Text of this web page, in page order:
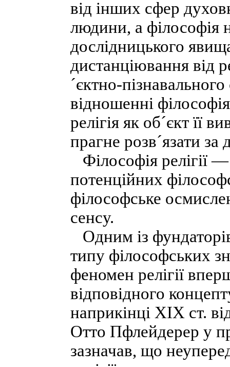
від інших сфер
людини, а філософія
дослідницького
дистанціювання від
´єктно-
відношенні
релігія як об´єкт її
прагне розв´язати за
Філософія релігії
потенційних
філософське
сенсу.
Одним із
типу філософських
феномен релігії
відповідного
наприкінці XIX ст.
Отто Пфлейдерер у
зазначав, що